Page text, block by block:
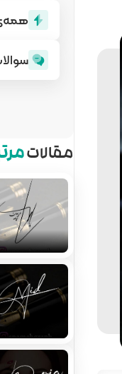
مقالات